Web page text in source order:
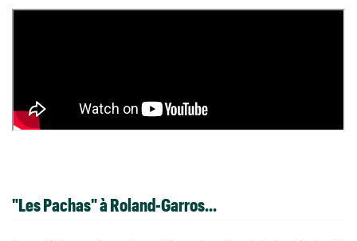
"Les Pachas" à Roland-Garros...